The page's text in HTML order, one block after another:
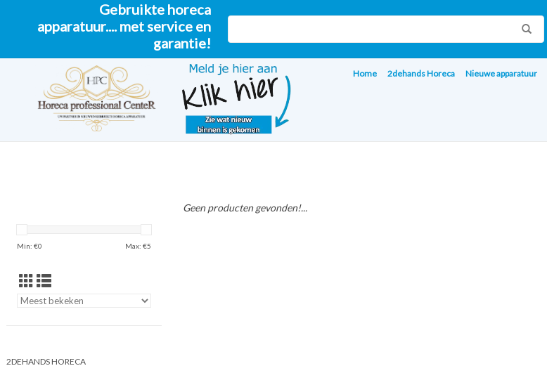
Gebruikte horeca
apparatuur.... met service en
garantie!
Home 2dehands Horeca Nieuwe apparatuur
Min: €0 Max: €5
2DEHANDS HORECA
Geen producten gevonden!...